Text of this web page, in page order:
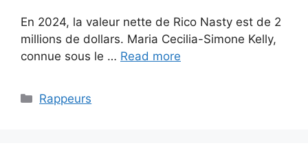
En 2024, la valeur nette de Rico Nasty est de 2
millions de dollars. Maria Cecilia-Simone Kelly,
connue sous le … Read more
Categories
Rappeurs